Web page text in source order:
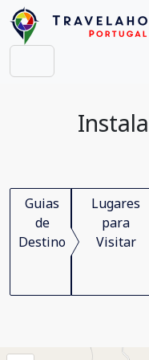
Guias
de
Destino
Lugares
para
Visitar